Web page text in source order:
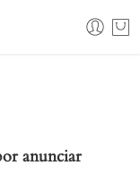
anunciar